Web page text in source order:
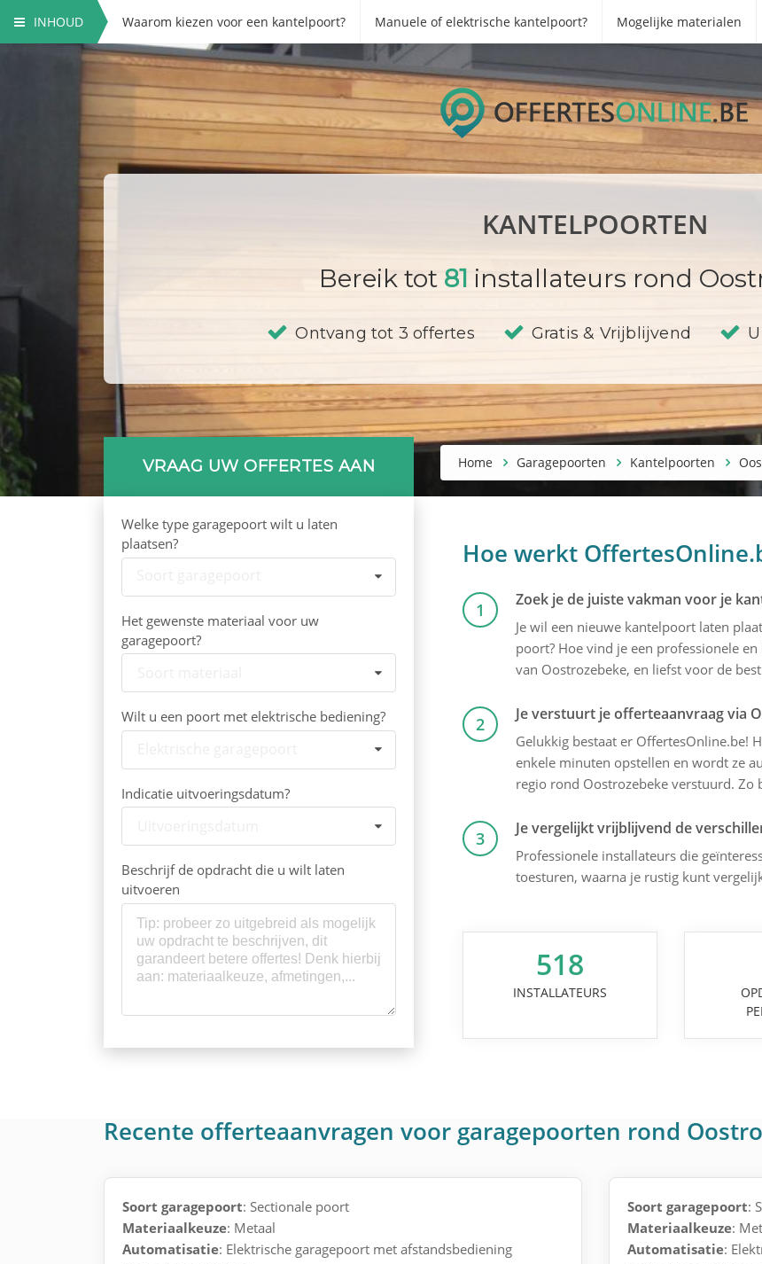
INHOUD Waarom kiezen voor een kantelpoort? Manuele of elektrische kantelpoort? Mogelijke materialen
KANTELPOORTEN
Bereik tot 81 installateurs rond
Ontvang tot 3 offertes Gratis & Vrijblijvend
Home Garagepoorten Kantelpoorten
VRAAG UW OFFERTES AAN
Welke type garagepoort wilt u laten
plaatsen?
Het gewenste materiaal voor uw
garagepoort?
Wilt u een poort met elektrische bediening?
Indicatie uitvoeringsdatum?
Beschrijf de opdracht die u wilt laten
uitvoeren
Hoe werkt
1 Zoek je de juiste vakman voor je
Je wil een nieuwe kantelpoort laten
poort? Hoe vind je een professionele
van Oostrozebeke, en liefst voor de
2 Je verstuurt je offerteaanvraag via
Gelukkig bestaat er OffertesOnline.be!
enkele minuten opstellen en wordt ze
regio rond Oostrozebeke verstuurd. Zo
3 Je vergelijkt vrijblijvend de
Professionele installateurs die
toesturen, waarna je rustig kunt
518
INSTALLATEURS
Recente offerteaanvragen voor garagepoorten rond
Soort garagepoort: Sectionale poort
Materiaalkeuze: Metaal
Automatisatie: Elektrische garagepoort met afstandsbediening
Soort garagepoort:
Materiaalkeuze:
Automatisatie: